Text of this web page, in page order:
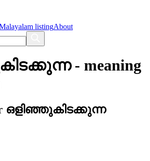
listingAbout
- meaning
ഒളിഞ്ഞുകിടക്കുന്ന